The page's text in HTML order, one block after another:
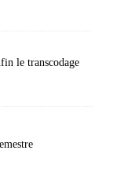
le transcodage